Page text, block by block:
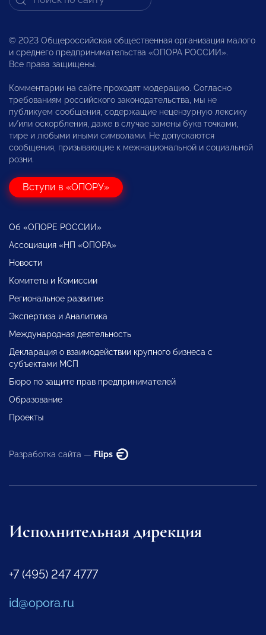
© 2023 Общероссийская общественная организация малого
и среднего предпринимательства «ОПОРА РОССИИ».
Все права защищены.
Комментарии на сайте проходят модерацию. Согласно
требованиям российского законодательства, мы не
публикуем сообщения, содержащие нецензурную лексику
и/или оскорбления, даже в случае замены букв точками,
тире и любыми иными символами. Не допускаются
сообщения, призывающие к межнациональной и социальной
розни.
Вступи в «ОПОРУ»
Об «ОПОРЕ РОССИИ»
Ассоциация «НП «ОПОРА»
Новости
Комитеты и Комиссии
Региональное развитие
Экспертиза и Аналитика
Международная деятельность
Декларация о взаимодействии крупного бизнеса с
субъектами МСП
Бюро по защите прав предпринимателей
Образование
Проекты
Разработка сайта — Flips
Исполнительная дирекция
+7 (495) 247 4777
id@opora.ru